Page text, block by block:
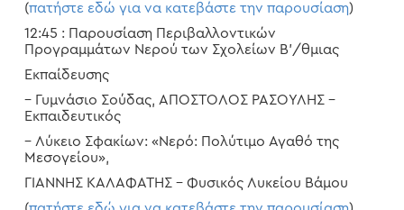
(πατήστε εδώ για να κατεβάστε την παρουσίαση)
12:45 : Παρουσίαση Περιβαλλοντικών
Προγραμμάτων Νερού των Σχολείων Β’/θμιας
Εκπαίδευσης
– Γυμνάσιο Σούδας, ΑΠΟΣΤΟΛΟΣ ΡΑΣΟΥΛΗΣ –
Εκπαιδευτικός
– Λύκειο Σφακίων: «Νερό: Πολύτιμο Αγαθό της
Μεσογείου»,
ΓΙΑΝΝΗΣ ΚΑΛΑΦΑΤΗΣ – Φυσικός Λυκείου Βάμου